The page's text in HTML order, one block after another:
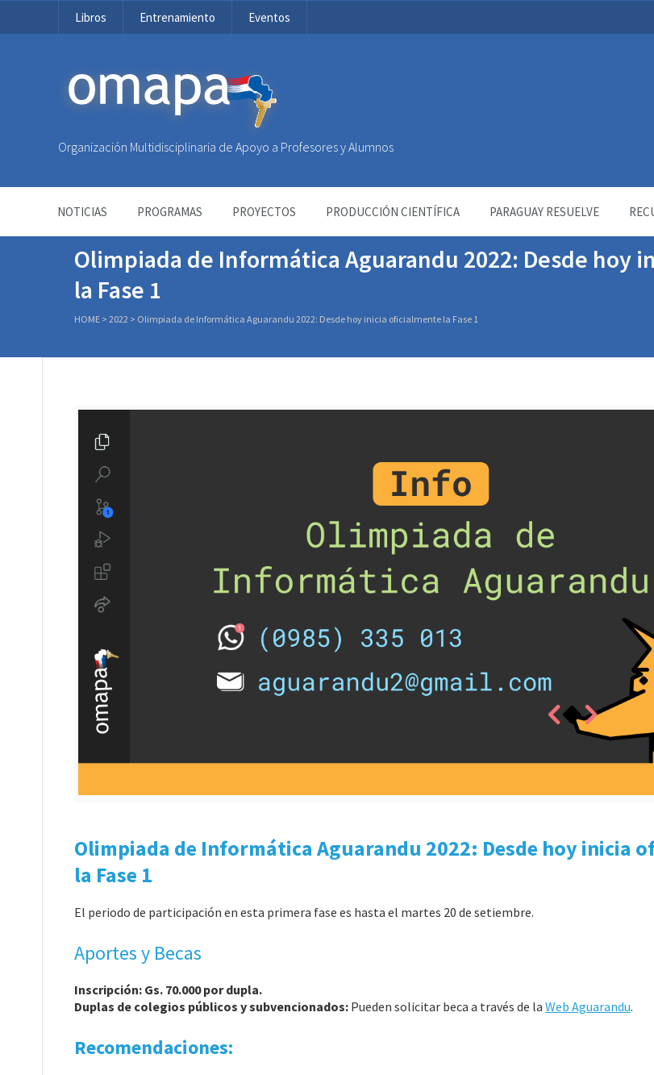
Libros Entrenamiento Eventos
OMAPA
Organización Multidisciplinaria de Apoyo a Profesores y Alumnos
NOTICIAS PROGRAMAS PROYECTOS PRODUCCIÓN CIENTÍFICA PARAGUAY RESUELVE
Olimpiada de Informática Aguarandu 2022: Desde hoy
la Fase 1
HOME > 2022 > Olimpiada de Informática Aguarandu 2022: Desde hoy inicia oficialmente la Fase 1
Olimpiada de Informática Aguarandu 2022: Desde hoy inicia
la Fase 1
El periodo de participación en esta primera fase es hasta el martes 20 de setiembre.
Aportes y Becas
Inscripción: Gs. 70.000 por dupla.
Duplas de colegios públicos y subvencionados: Pueden solicitar beca a través de la Web Aguarandu.
Recomendaciones: